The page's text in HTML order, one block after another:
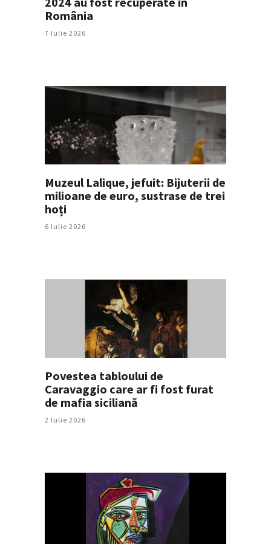
România
7 Iulie 2026
Muzeul Lalique, jefuit: Bijuterii de
milioane de euro, sustrase de trei
hoți
6 Iulie 2026
Povestea tabloului de
Caravaggio care ar fi fost furat
de mafia siciliană
2 Iulie 2026